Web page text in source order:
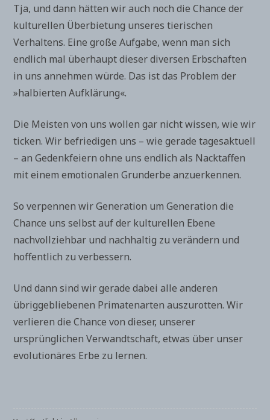
Tja, und dann hätten wir auch noch die Chance der
kulturellen Überbietung unseres tierischen
Verhaltens. Eine große Aufgabe, wenn man sich
endlich mal überhaupt dieser diversen Erbschaften
in uns annehmen würde. Das ist das Problem der
»halbierten Aufklärung«.
Die Meisten von uns wollen gar nicht wissen, wie wir
ticken. Wir befriedigen uns – wie gerade tagesaktuell
– an Gedenkfeiern ohne uns endlich als Nacktaffen
mit einem emotionalen Grunderbe anzuerkennen.
So verpennen wir Generation um Generation die
Chance uns selbst auf der kulturellen Ebene
nachvollziehbar und nachhaltig zu verändern und
hoffentlich zu verbessern.
Und dann sind wir gerade dabei alle anderen
übriggebliebenen Primatenarten auszurotten. Wir
verlieren die Chance von dieser, unserer
ursprünglichen Verwandtschaft, etwas über unser
evolutionäres Erbe zu lernen.